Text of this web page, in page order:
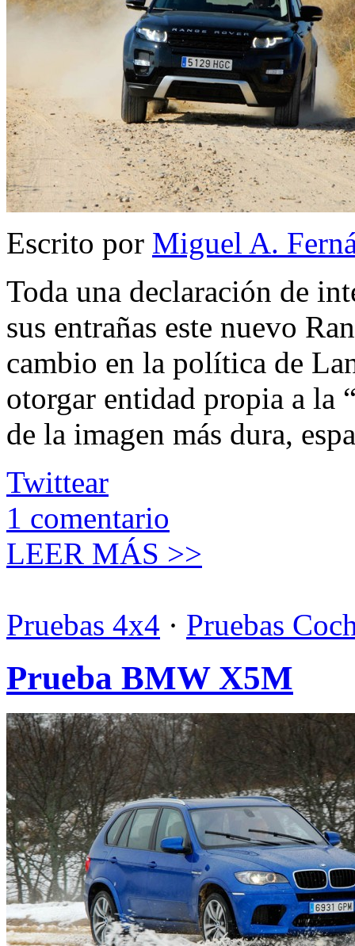
Escrito por Miguel A.
Toda una declaración de
sus entrañas este nuevo
cambio en la política de
otorgar entidad propia a la
de la imagen más dura,
Twittear
1 comentario
LEER MÁS >>
Pruebas 4x4 · Pruebas
Prueba BMW X5M